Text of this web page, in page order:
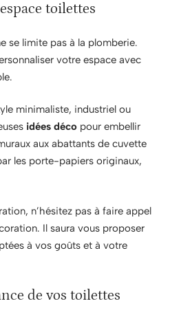
toilettes
se limite pas à la plomberie.
votre espace avec
minimaliste, industriel ou
idées déco pour embellir
aux abattants de cuvette
les porte-papiers originaux,
n’hésitez pas à faire appel
Il saura vous proposer
à vos goûts et à votre
de vos toilettes